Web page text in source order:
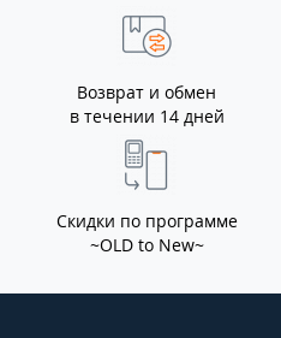
Возврат и обмен
в течении 14 дней
Скидки по программе
~OLD to New~